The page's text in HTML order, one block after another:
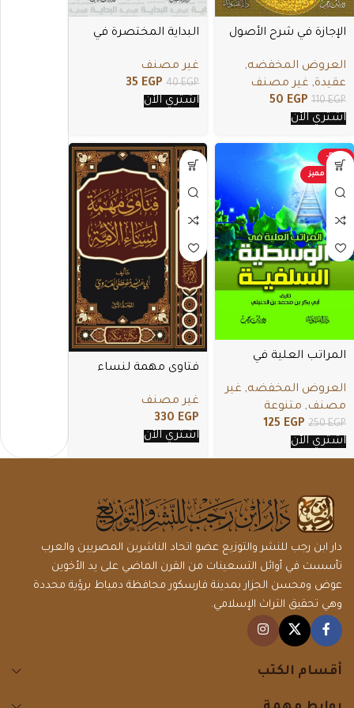
الإجازة في شرح الأصول
العروض المخفضه,
عقيدة, غير مصنف
110EGP
50 EGP
اشتري الأن
البداية المختصرة في
غير مصنف
40EGP
35 EGP
اشتري الأن
-50%
عرض مميز
المراتب العلية في
العروض المخفضه, غير
مصنف, متنوعة
250EGP
125 EGP
اشتري الأن
فتاوى مهمة لنساء
غير مصنف
330 EGP
اشتري الأن
دار ابن رجب للنشر والتوزيع عضو اتحاد الناشرين المصريين والعرب
تأسست في أوائل التسعينات من القرن الماضي على يد الأخوين
عوض ومحسن الجزار بمدينة فارسكور محافظة دمياط برؤية محددة
وهي تحقيق التراث الإسلامي.
أقسام الكتب